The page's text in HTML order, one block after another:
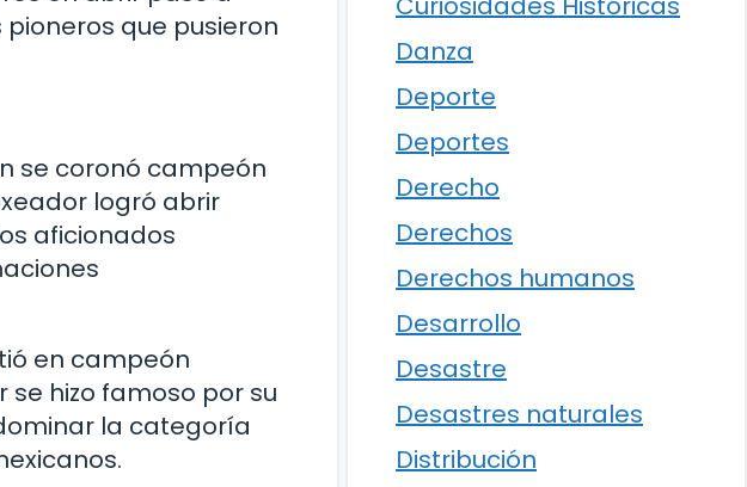
que pusieron
se coronó campeón
logró abrir
aficionados
en campeón
se hizo famoso por su
la categoría
Danza
Deporte
Deportes
Derecho
Derechos
Derechos humanos
Desarrollo
Desastre
Desastres naturales
Distribución